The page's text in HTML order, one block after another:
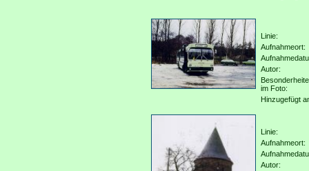
Linie:
Aufnahmeort:
Autor:
im Foto:
Hinzugefügt
Linie:
Aufnahmeort:
Autor: